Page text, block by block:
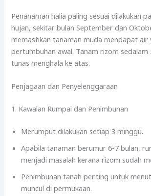
Penanaman halia paling sesuai dilakukan
hujan, sekitar bulan September dan
memastikan tanaman muda mendapat air
pertumbuhan awal. Tanam rizom sedalam
tunas menghala ke atas.
Penjagaan dan Penyelenggaraan
1. Kawalan Rumpai dan Penimbunan
Merumput dilakukan setiap 3 minggu.
Apabila tanaman berumur 6-7 bulan,
menjadi masalah kerana rizom sudah
Penimbunan tanah penting untuk
muncul di permukaan.